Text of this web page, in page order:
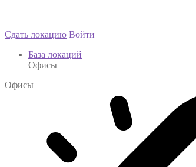
Сдать локацию Войти
База локаций
Офисы
Офисы